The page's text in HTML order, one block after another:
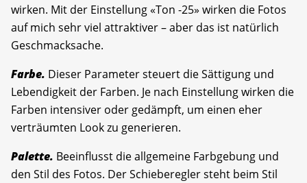
wirken. Mit der Einstellung «Ton -25» wirken die Fotos
auf mich sehr viel attraktiver – aber das ist natürlich
Geschmacksache.
Farbe. Dieser Parameter steuert die Sättigung und
Lebendigkeit der Farben. Je nach Einstellung wirken die
Farben intensiver oder gedämpft, um einen eher
verträumten Look zu generieren.
Palette. Beeinflusst die allgemeine Farbgebung und
den Stil des Fotos. Der Schieberegler steht beim Stil